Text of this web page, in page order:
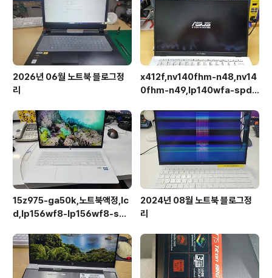
2026년 06월 노트북 블로그정
리
x412f,nv140fhm-n48,nv14
0fhm-n49,lp140wfa-spd1,
15z975-ga50k,노트북액정,lc
d,lp156wf8-lp156wf8-spa
2024년 08월 노트북 블로그정
리